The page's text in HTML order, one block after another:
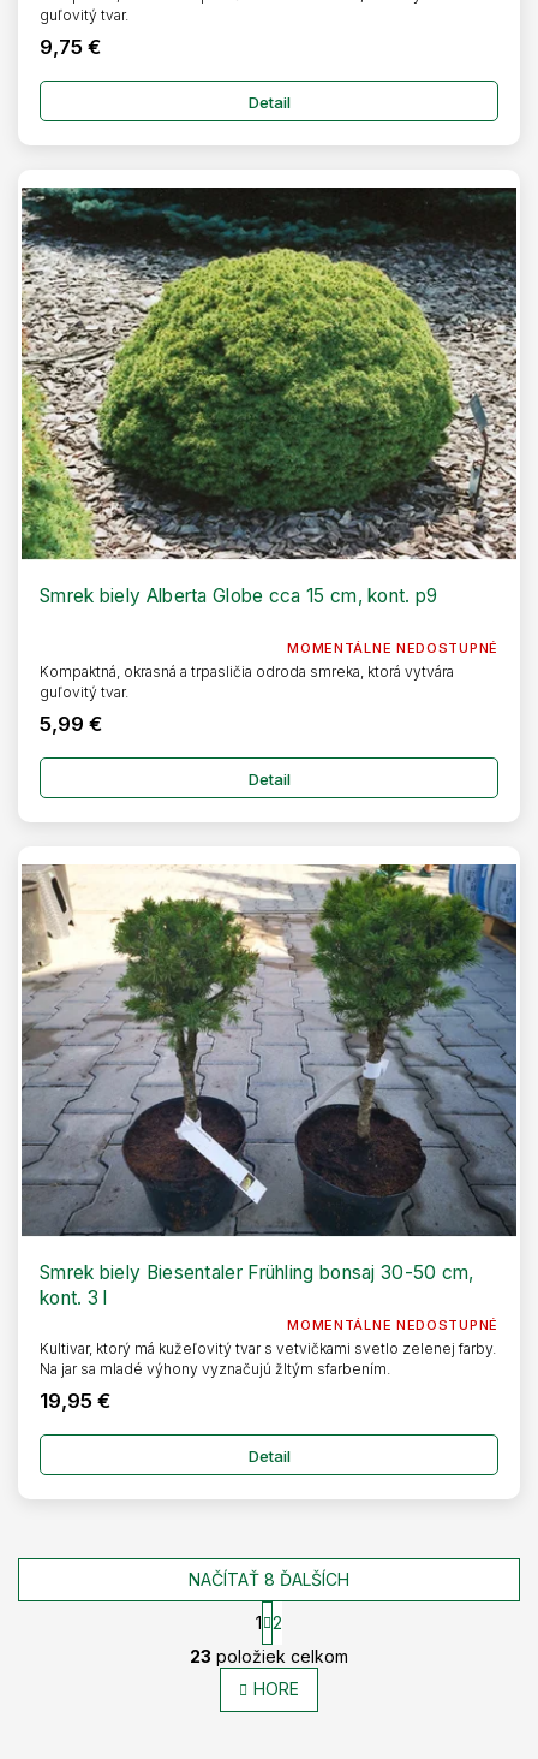
9,75 €
Detail
guľovitý tvar.
Smrek biely Alberta Globe cca 15 cm, kont. p9
MOMENTÁLNE NEDOSTUPNÉ
5,99 €
Detail
Kompaktná, okrasná a trpasličia odroda smreka, ktorá vytvára
guľovitý tvar.
Smrek biely Biesentaler Frühling bonsaj 30-50 cm,
kont. 3 l
MOMENTÁLNE NEDOSTUPNÉ
19,95 €
Detail
Kultivar, ktorý má kužeľovitý tvar s vetvičkami svetlo zelenej farby.
Na jar sa mladé výhony vyznačujú žltým sfarbením.
O
v
l
á
NAČÍTAŤ 8 ĎALŠÍCH
S
t
r
1 2
23 položiek celkom
HORE